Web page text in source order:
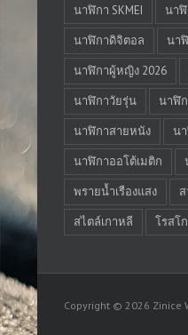
นาฬิกา SKMEI
นาฬิ
นาฬิกาดิจิตอล
นา
นาฬิกาผู้หญิง 2026
นาฬิกาวัยรุ่น
นาฬิ
นาฬิกาสายหนัง
น
นาฬิกาออโต้เมติก
พรายน้ำเรืองแสง
สไตล์เกาหลี
โรสโ
Copyright © 2026 Zinice